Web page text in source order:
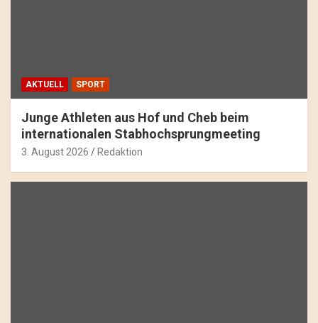
AKTUELL SPORT
Junge Athleten aus Hof und Cheb beim
internationalen Stabhochsprungmeeting
3. August 2026 Redaktion